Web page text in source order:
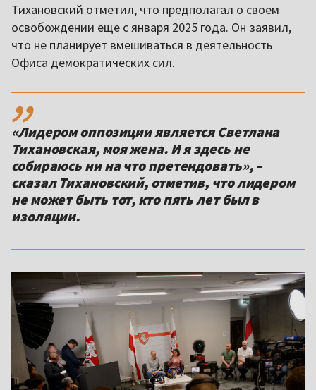
Тихановский отметил, что предполагал о своем
освобождении еще с января 2025 года. Он заявил,
что не планирует вмешиваться в деятельность
Офиса демократических сил.
,,
«Лидером оппозиции является Светлана
Тихановская, моя жена. И я здесь не
собираюсь ни на что претендовать», –
сказал Тихановский, отметив, что лидером
не может быть тот, кто пять лет был в
изоляции.